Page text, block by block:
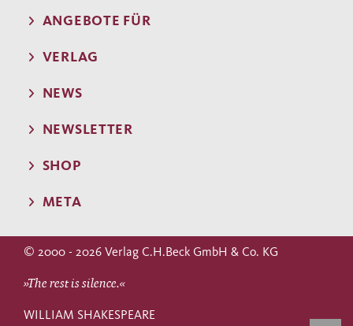
ANGEBOTE FÜR
VERLAG
NEWS
NEWSLETTER
SHOP
META
© 2000 - 2026 Verlag C.H.Beck GmbH & Co. KG
»The rest is silence.«
WILLIAM SHAKESPEARE